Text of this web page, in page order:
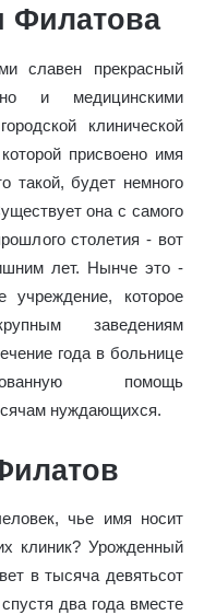
Филатова
славен прекрасный
и медицинскими
клинической
присвоено имя
такой, будет немного
она с самого
столетия - вот
лет. Нынче это -
учреждение, которое
заведениям
года в больнице
помощь
нуждающихся.
чье имя носит
клиник? Урожденный
в тысяча девятьсот
два года вместе